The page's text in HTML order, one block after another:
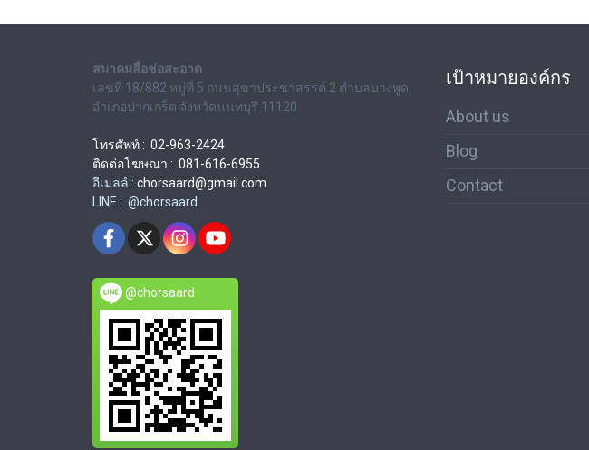
สมาคมสื่อช่อสะอาด
เลขที่ 18/882 หมู่ที่ 5 ถนนสุขาประชาสรรค์ 2 ตำบลบางพูด
อำเภอปากเกร็ด จังหวัดนนทบุรี 11120
โทรศัพท์ : 02-963-2424
ติดต่อโฆษณา : 081-616-6955
อีเมลล์ : chorsaard@gmail.com
LINE : @chorsaard
@chorsaard
เป้าหมายองค์กร
About us
Blog
Contact